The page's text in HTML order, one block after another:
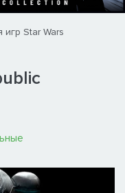
игр Star Wars